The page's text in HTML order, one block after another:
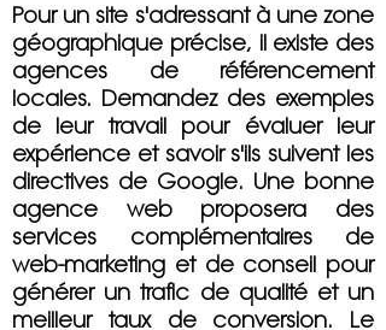
Pour un site s'adressant à une zone
géographique précise, il existe des
agences de référencement
locales. Demandez des exemples
de leur travail pour évaluer leur
expérience et savoir s'ils suivent les
directives de Google. Une bonne
agence web proposera des
services complémentaires de
web-marketing et de conseil pour
générer un trafic de qualité et un
meilleur taux de conversion. Le